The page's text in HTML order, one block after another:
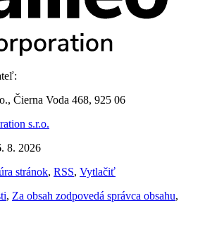
Čierna Voda 468, 925 06
s.r.o.
8. 2026
stránok, RSS, Vytlačiť
, Za obsah zodpovedá správca obsahu,